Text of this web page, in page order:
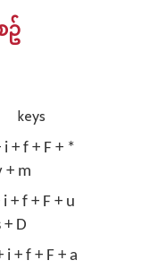
ဥ်
keys
i + f + F + *
+ m
+ f + F + u
+ D
i + f + F + a